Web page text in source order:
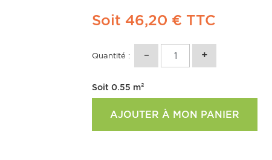
Soit 46,20 € TTC
Quantité :
Soit0.55 m²
AJOUTER À MON PANIER